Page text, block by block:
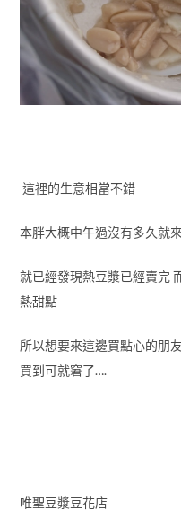
這裡的生意相當不錯
本胖大概中午過沒有多久就
就已經發現熱豆漿已經賣完
熱甜點
所以想要來這邊買點心的朋
買到可就窘了….
唯聖豆漿豆花店